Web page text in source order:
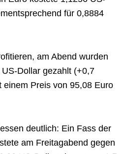
für 0,8884
am Abend wurden
Dollar gezahlt (+0,7
einem Preis von 95,08 Euro
deutlich: Ein Fass der
am Freitagabend gegen